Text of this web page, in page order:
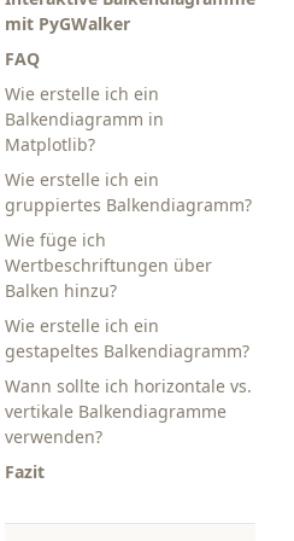
mit PyGWalker
FAQ
Wie erstelle ich ein
Balkendiagramm in
Matplotlib?
Wie erstelle ich ein
gruppiertes Balkendiagramm?
Wie füge ich
Wertbeschriftungen über
Balken hinzu?
Wie erstelle ich ein
gestapeltes Balkendiagramm?
Wann sollte ich horizontale vs.
vertikale Balkendiagramme
verwenden?
Fazit